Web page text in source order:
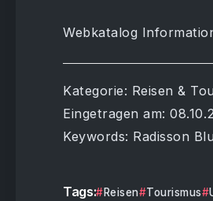
Webkatalog
Kategorie: Reisen &
Eingetragen am:
Keywords: Radisson
Tags: Reisen Tourismus